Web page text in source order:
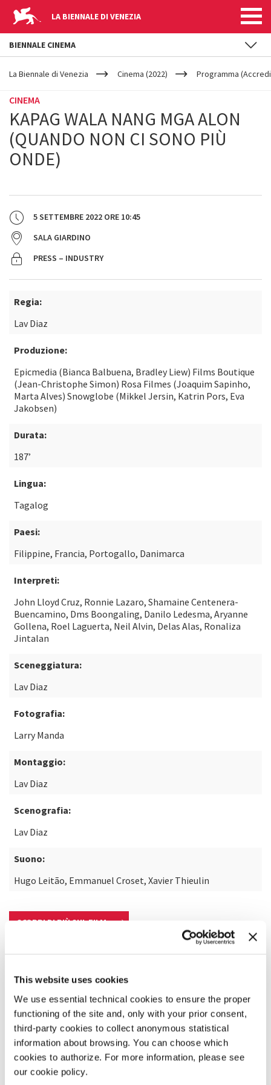
This website uses cookies
We use essential technical cookies to ensure the proper
functioning of the site and, only with your prior consent,
third-party cookies to collect anonymous statistical
information about browsing. You can choose which
cookies to authorize. For more information, please see
our cookie policy.
LA BIENNALE DI VENEZIA
YOUR
ARE
La Biennale di Venezia Cinema (2022) Programma
CINEMA
KAPAG WALA NANG MGA ALON
(QUANDO NON CI SONO PIÙ
ONDE)
5 SETTEMBRE 2022 ORE 10:45
SALA GIARDINO
PRESS – INDUSTRY
Regia:
Lav Diaz
Produzione:
Epicmedia (Bianca Balbuena, Bradley Liew) Films Boutique
(Jean-Christophe Simon) Rosa Filmes (Joaquim Sapinho,
Marta Alves) Snowglobe (Mikkel Jersin, Katrin Pors, Eva
Jakobsen)
Durata:
187’
Lingua:
Tagalog
Paesi:
Filippine, Francia, Portogallo, Danimarca
Interpreti:
John Lloyd Cruz, Ronnie Lazaro, Shamaine Centenera-
Buencamino, Dms Boongaling, Danilo Ledesma, Aryanne
Gollena, Roel Laguerta, Neil Alvin, Delas Alas, Ronaliza
Jintalan
Sceneggiatura:
Lav Diaz
Fotografia:
Larry Manda
Montaggio:
Lav Diaz
Scenografia:
Lav Diaz
Suono:
Hugo Leitão, Emmanuel Croset, Xavier Thieulin
SCOPRI DI PIÙ SUL FILM
BIENNALE CINEMA